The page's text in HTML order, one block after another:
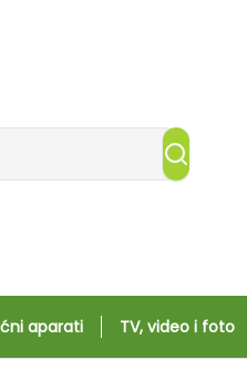
aparati TV, video i foto